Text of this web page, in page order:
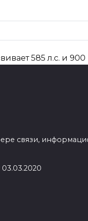
585 л.с. и
Power
двойной 5-
связи,